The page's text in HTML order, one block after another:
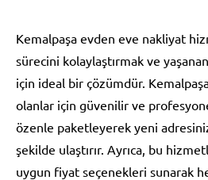
Kemalpaşa evden eve nakliyat
sürecini kolaylaştırmak ve
için ideal bir çözümdür.
olanlar için güvenilir ve
özenle paketleyerek yeni
şekilde ulaştırır. Ayrıca, bu
uygun fiyat seçenekleri sunarak